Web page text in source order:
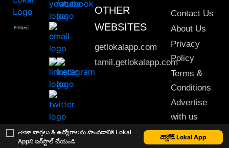
తాజా వార్తలు & ఉద్యోగాలను పొందడానికి Lokal
Appని ఇన్‌స్టాల్ చేయండి
డౌన్లోడ్ Lokal App
OTHER
WEBSITES
getlokalapp.com
tamil.getlokalapp.com
Contact Us
About Us
Privacy
Policy
Terms &
Conditions
Advertise
with us
Sitemap
This material may not be published, transmitted, rewritten or redistributed. © 2020 Lokal App. All rights reserved.